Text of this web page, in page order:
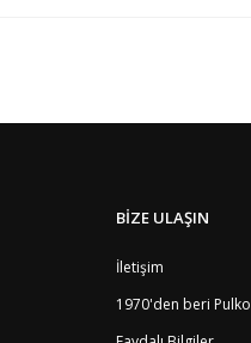
BİZE ULAŞIN
İletişim
1970'den beri Pulko